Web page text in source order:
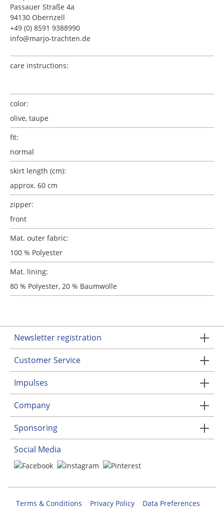
Passauer Straße 4a
94130 Obernzell
+49 (0) 8591 9388990
info@marjo-trachten.de
care instructions:
color:
olive, taupe
fit:
normal
skirt length (cm):
approx. 60 cm
zipper:
front
Mat. outer fabric:
100 % Polyester
Mat. lining:
80 % Polyester, 20 % Baumwolle
Newsletter registration
Customer Service
Impulses
Company
Sponsoring
Social Media
Terms & Conditions Privacy Policy Data Preferences